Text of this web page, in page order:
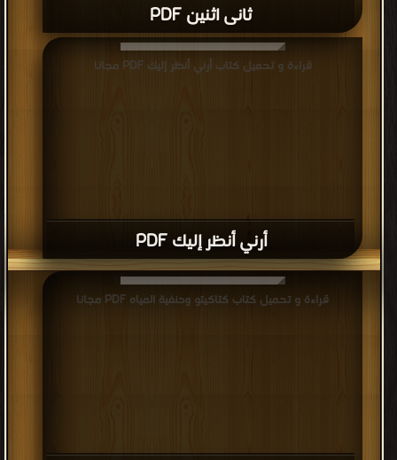
ثانى اثنين PDF
أرني أنظر إليك PDF
قراءة و تحميل كتاب أرني أنظر إليك PDF مجانا
قراءة و تحميل كتاب كتاكيتو وحنفية المياه PDF مجانا